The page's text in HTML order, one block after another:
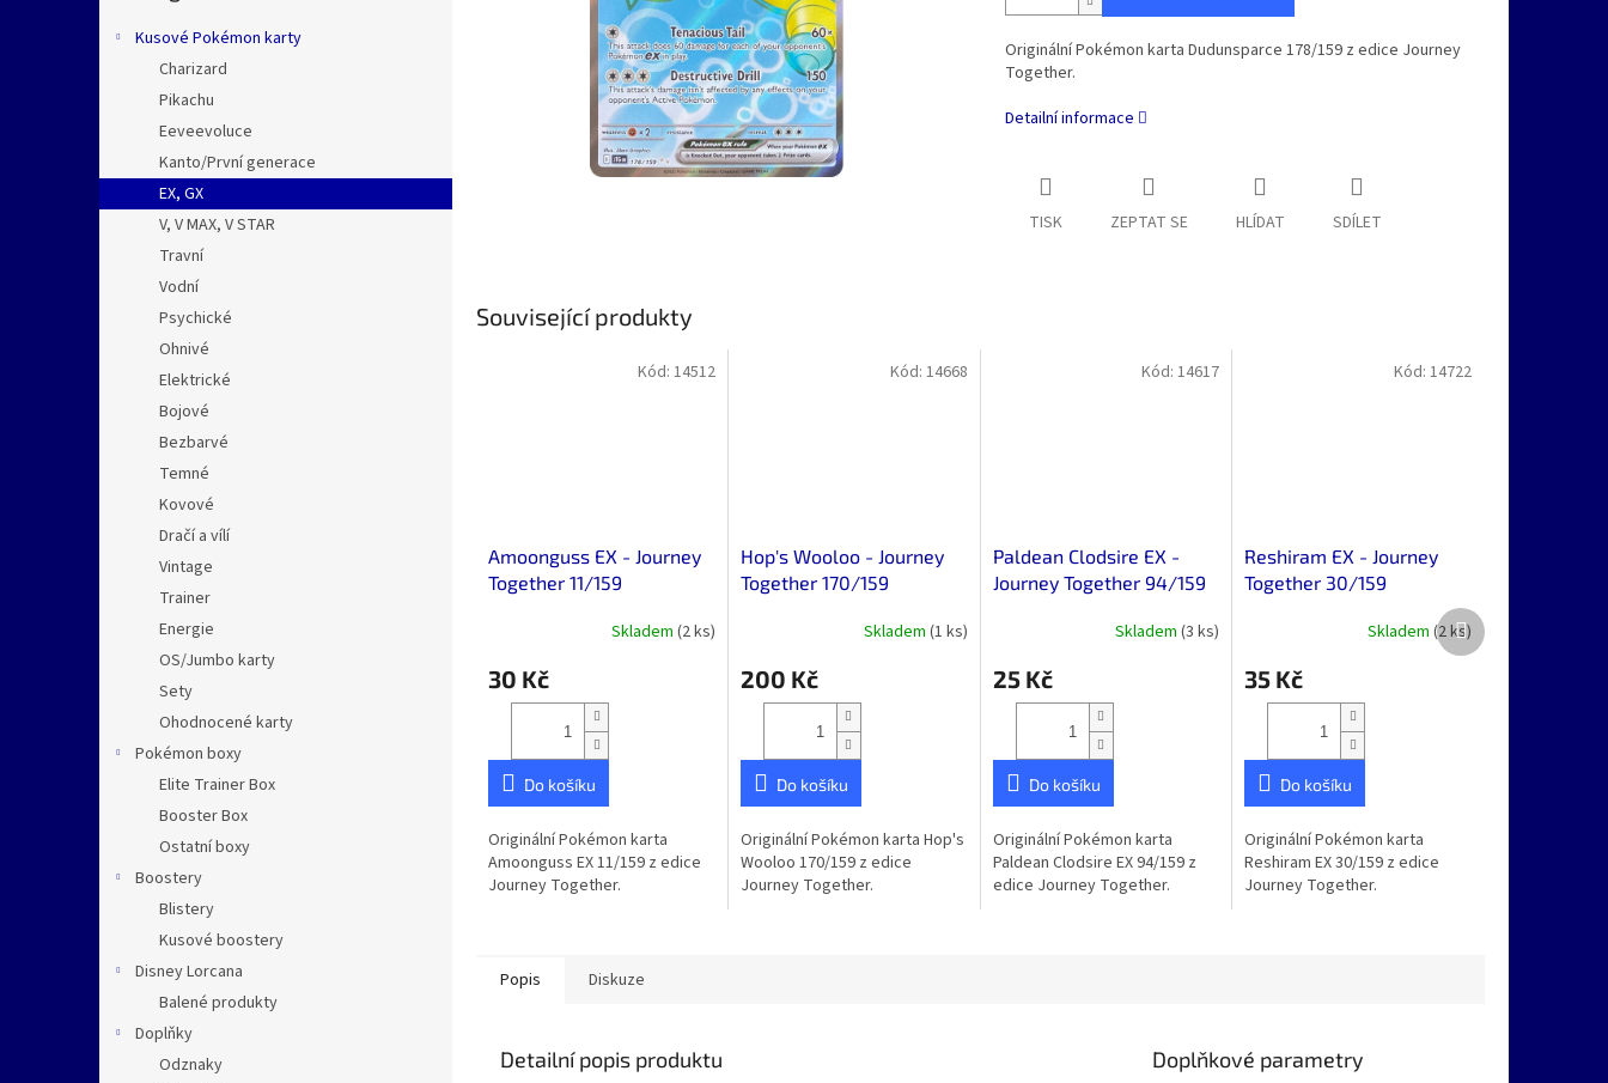
Kusové Pokémon karty
Charizard
Pikachu
Eeveevoluce
Kanto/První generace
EX, GX
V, V MAX, V STAR
Travní
Vodní
Psychické
Ohnivé
Elektrické
Bojové
Bezbarvé
Temné
Kovové
Dračí a vílí
Vintage
Trainer
Energie
OS/Jumbo karty
Sety
Ohodnocené karty
Pokémon boxy
Elite Trainer Box
Booster Box
Ostatní boxy
Boostery
Blistery
Kusové boostery
Disney Lorcana
Balené produkty
Doplňky
Odznaky
Originální Pokémon karta Dudunsparce 178/159 z edice Journey
Together.
Detailní informace
TISK ZEPTAT SE HLÍDAT SDÍLET
Související produkty
Amoonguss EX - Journey
Together 11/159
Skladem (2 ks)
30 Kč
Do košíku
Originální Pokémon karta
Amoonguss EX 11/159 z edice
Journey Together.
Kód: 14512
Hop's Wooloo - Journey
Together 170/159
Skladem (1 ks)
200 Kč
Do košíku
Originální Pokémon karta Hop's
Wooloo 170/159 z edice
Journey Together.
Kód: 14668
Paldean Clodsire EX -
Journey Together 94/159
Skladem(3 ks)
25 Kč
Do košíku
Originální Pokémon karta
Paldean Clodsire EX 94/159 z
edice Journey Together.
Kód:14617
Reshiram EX - Journey
Together 30/159
Skladem (2 ks)
35 Kč
Do košíku
Originální Pokémon karta
Reshiram EX 30/159 z edice
Journey Together.
Kód: 14722
Další
produkt
Popis Diskuze
Detailní popis produktu Doplňkové parametry